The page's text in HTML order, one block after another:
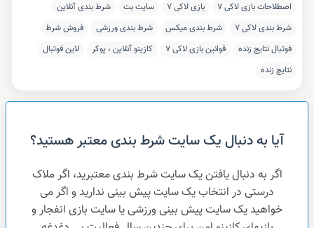
اصطلاحات بازی لاکی ۷ بازی لاکی ۷ سایت بت
شرط بندی آنلاین
شرط بندی لاکی ۷
شرط بندی میکس شرط بندی ورزشی
فروش شرط
فوتبال نتایج زنده
قوانین بازی لاکی ۷ کازینو آنلاین ، پوکر
لاین فوتبال
نتایج زنده
آیا به دنبال یک سایت شرط بندی معتبر هستید؟
اگر به دنبال یافتن یک سایت شرط بندی معتبرید، اگر ملاک
درستی در انتخاب یک سایت پیش بینی ندارید و اگر می
خواهید یک سایت پیش بینی ورزشی یا سایت بازی انفجار و